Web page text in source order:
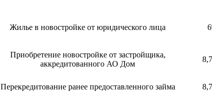
Жилье в новостройке от юридического лица
Приобретение новостройке от застройщика,
аккредитованного АО Дом
Перекредитование ранее предоставленного займа